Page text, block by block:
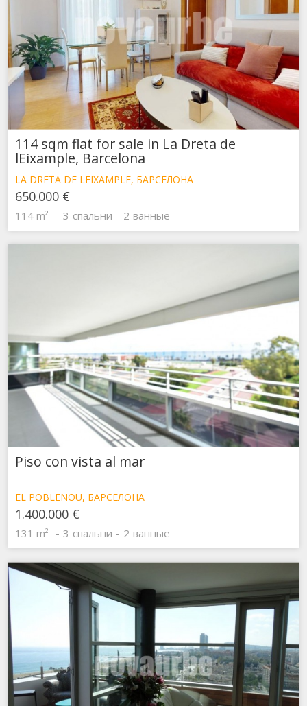
114 sqm flat for sale in La Dreta de
lEixample, Barcelona
LA DRETA DE LEIXAMPLE, БАРСЕЛОНА
650.000 €
114 m² 3 спальни 2 ванные
Piso con vista al mar
EL POBLENOU, БАРСЕЛОНА
1.400.000 €
131 m² 3 спальни 2 ванные